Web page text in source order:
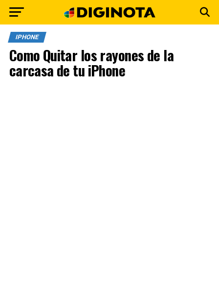
IPHONE
Como Quitar los rayones de la
carcasa de tu iPhone